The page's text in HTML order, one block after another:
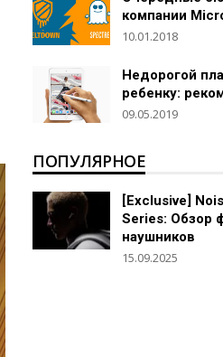
компании
10.01.2018
Недорогой
ребенку:
09.05.2019
ПОПУЛЯРНОЕ
[Exclusive]
Series: Обзор
наушников
15.09.2025